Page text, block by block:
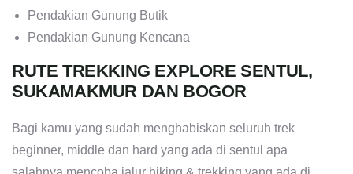
Pendakian Gunung Butik
Pendakian Gunung Kencana
RUTE TREKKING EXPLORE SENTUL,
SUKAMAKMUR DAN BOGOR
Bagi kamu yang sudah menghabiskan seluruh trek
beginner, middle dan hard yang ada di sentul apa